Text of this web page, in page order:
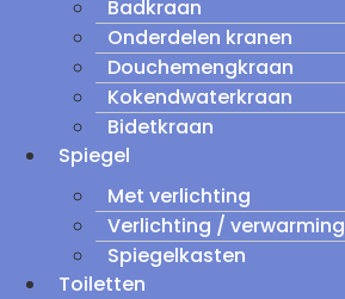
Badkraan
Onderdelen kranen
Douchemengkraan
Kokendwaterkraan
Bidetkraan
Spiegel
Met verlichting
Verlichting / verwarming
Spiegelkasten
Toiletten